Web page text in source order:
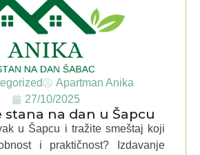
Apartman Anika
27/10/2025
stana na dan u Šapcu
u Šapcu i tražite smeštaj koji
i praktičnost? Izdavanje